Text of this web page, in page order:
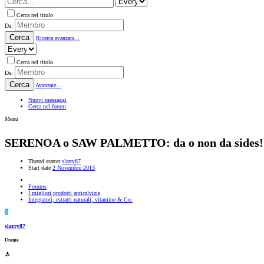
Cerca nel titolo
Da:
Cerca Ricerca avanzata...
Cerca nel titolo
Da:
Cerca Avanzate...
Nuovi messaggi
Cerca nel forum
Menu
SERENOA o SAW PALMETTO: da o non da
Thread starter slarry87
Start date 2 Novembre 2013
Forums
I migliori prodotti anticalvizie
Integratori, estratti naturali, vitamine & Co.
S
slarry87
Utente